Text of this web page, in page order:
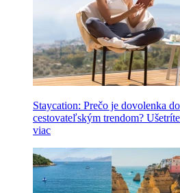
Staycation: Prečo je dovolenka
cestovateľským trendom?
viac